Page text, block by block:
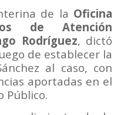
de la Oficina
de Atención
Rodríguez, dictó
de establecer la
al caso, con
aportadas en el
Público.